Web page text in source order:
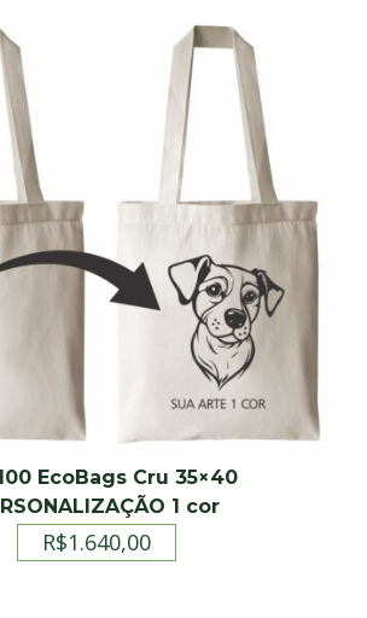
EcoBags Cru 35×40
1 cor
R$1.640,00